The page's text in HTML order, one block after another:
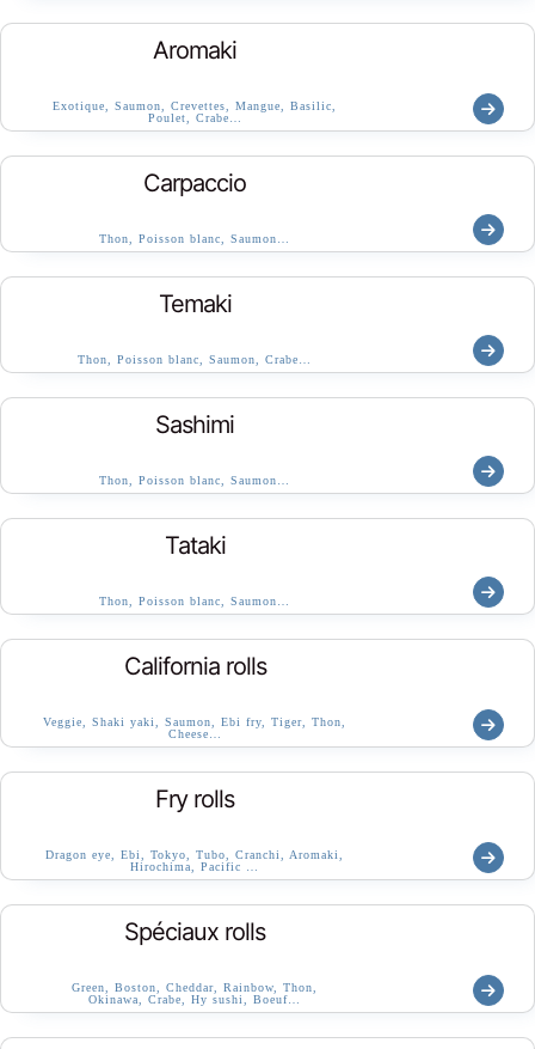
Aromaki
Exotique, Saumon, Crevettes, Mangue, Basilic,
Poulet, Crabe…
Carpaccio
Thon, Poisson blanc, Saumon…
Temaki
Thon, Poisson blanc, Saumon, Crabe…
Sashimi
Thon, Poisson blanc, Saumon…
Tataki
Thon, Poisson blanc, Saumon…
California rolls
Veggie, Shaki yaki, Saumon, Ebi fry, Tiger, Thon,
Cheese…
Fry rolls
Dragon eye, Ebi, Tokyo, Tubo, Cranchi, Aromaki,
Hirochima, Pacific …
Spéciaux rolls
Green, Boston, Cheddar, Rainbow, Thon,
Okinawa, Crabe, Hy sushi, Boeuf…